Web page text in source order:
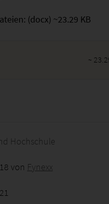
(docx) ~23.29 KB
~
Hochschule
von Fynexx